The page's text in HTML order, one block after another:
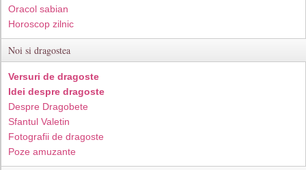
Oracol sabian
Horoscop zilnic
Noi si dragostea
Versuri de dragoste
Idei despre dragoste
Despre Dragobete
Sfantul Valetin
Fotografii de dragoste
Poze amuzante